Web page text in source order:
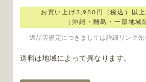
お買い上げ3,980円（税込）以上
（沖縄・離島・一部地域
返品等規定につきましては詳細リンク先
送料は地域によって異なります。